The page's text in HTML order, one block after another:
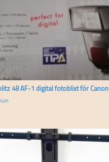
48 AF-1 digital fotoblixt för Canon